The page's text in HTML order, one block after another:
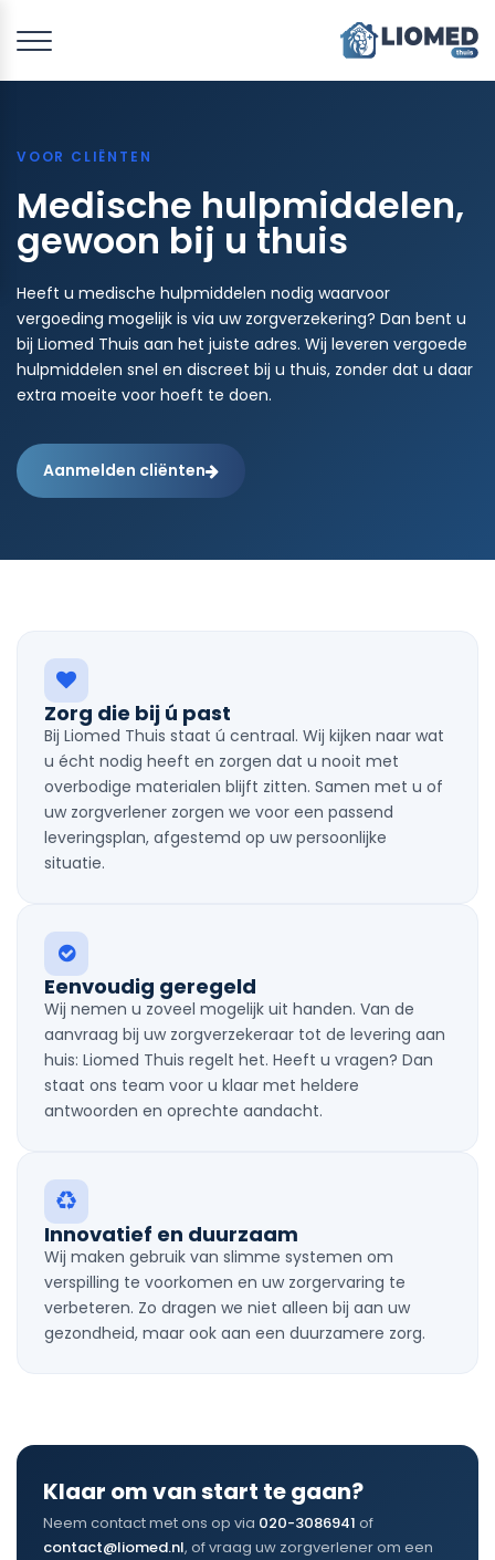
VOOR CLIËNTEN
Medische hulpmiddelen,
gewoon bij u thuis
Heeft u medische hulpmiddelen nodig waarvoor
vergoeding mogelijk is via uw zorgverzekering? Dan bent u
bij Liomed Thuis aan het juiste adres. Wij leveren vergoede
hulpmiddelen snel en discreet bij u thuis, zonder dat u daar
extra moeite voor hoeft te doen.
Aanmelden cliënten
Zorg die bij ú past
Bij Liomed Thuis staat ú centraal. Wij kijken naar wat
u écht nodig heeft en zorgen dat u nooit met
overbodige materialen blijft zitten. Samen met u of
uw zorgverlener zorgen we voor een passend
leveringsplan, afgestemd op uw persoonlijke
situatie.
Eenvoudig geregeld
Wij nemen u zoveel mogelijk uit handen. Van de
aanvraag bij uw zorgverzekeraar tot de levering aan
huis: Liomed Thuis regelt het. Heeft u vragen? Dan
staat ons team voor u klaar met heldere
antwoorden en oprechte aandacht.
Innovatief en duurzaam
Wij maken gebruik van slimme systemen om
verspilling te voorkomen en uw zorgervaring te
verbeteren. Zo dragen we niet alleen bij aan uw
gezondheid, maar ook aan een duurzamere zorg.
Klaar om van start te gaan?
Neem contact met ons op via 020-3086941 of
contact@liomed.nl, of vraag uw zorgverlener om een